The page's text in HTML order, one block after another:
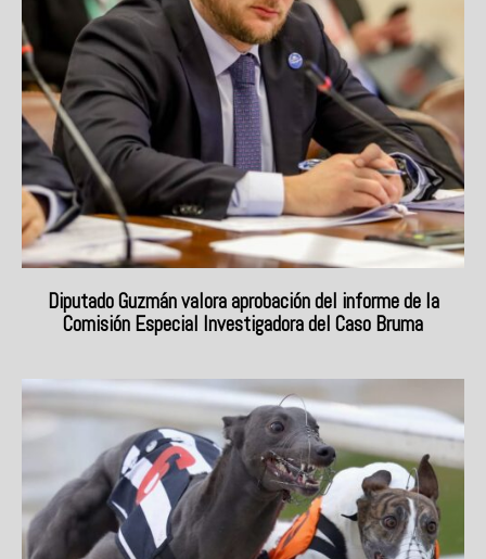
Diputado Guzmán valora aprobación del informe de la
Comisión Especial Investigadora del Caso Bruma